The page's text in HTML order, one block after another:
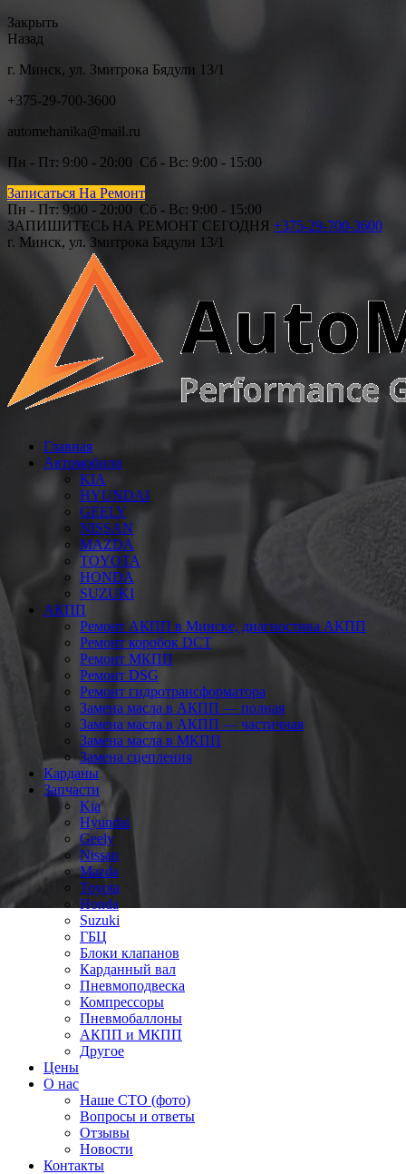
Закрыть
Назад
г. Минск, ул. Змитрока Бядули 13/1
+375-29-700-3600
automehanika@mail.ru
Пн - Пт: 9:00 - 20:00 Сб - Вс: 9:00 - 15:00
Записаться На Ремонт
Пн - Пт: 9:00 - 20:00 Сб - Вс: 9:00 - 15:00
ЗАПИШИТЕСЬ НА РЕМОНТ СЕГОДНЯ +375-29-700-3600
г. Минск, ул. Змитрока Бядули 13/1
Главная
Автомобили
KIA
HYUNDAI
GEELY
NISSAN
MAZDA
TOYOTA
HONDA
SUZUKI
АКПП
Ремонт АКПП в Минске, диагностика АКПП
Ремонт коробок DCT
Ремонт МКПП
Ремонт DSG
Ремонт гидротрансформатора
Замена масла в АКПП — полная
Замена масла в АКПП — частичная
Замена масла в МКПП
Замена сцепления
Карданы
Запчасти
Kia
Hyundai
Geely
Nissan
Mazda
Toyota
Honda
Suzuki
ГБЦ
Блоки клапанов
Карданный вал
Пневмоподвеска
Компрессоры
Пневмобаллоны
АКПП и МКПП
Другое
Цены
О нас
Наше СТО (фото)
Вопросы и ответы
Отзывы
Новости
Контакты